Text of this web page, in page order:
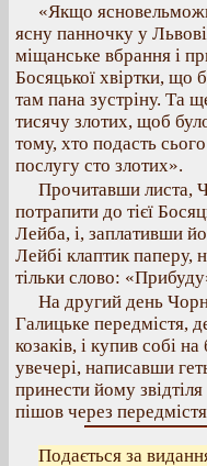
«Якщо
ясну панночку у
міщанське вбрання і
Босяцької хвіртки, що
там пана зустріну. Та
тисячу злотих, щоб
тому, хто подасть
послугу сто злотих».
Прочитавши листа,
потрапити до тієї
Лейба, і, заплативши
Лейбі клаптик паперу,
тільки слово:
На другий день
Галицьке передмістя,
козаків, і купив собі
увечері, написавши
принести йому
пішов через
Подається за